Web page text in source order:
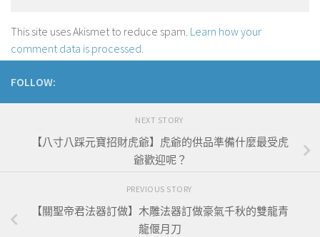
This site uses Akismet to reduce spam. Learn how your
comment data is processed
FOLLOW:
NEXT STORY
【八寸八踩元寶招財虎爺】虎爺的供品準備什麼最受虎
爺歡迎呢？
PREVIOUS STORY
【關聖帝君法器訂做】木雕法器訂做豪氣千秋的雙龍青
龍偃月刀